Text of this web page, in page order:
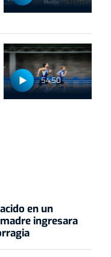
54:50
en un
ingresara